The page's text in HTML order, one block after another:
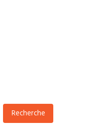
Recherche